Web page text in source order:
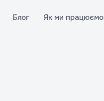
Блог Як ми працюємо